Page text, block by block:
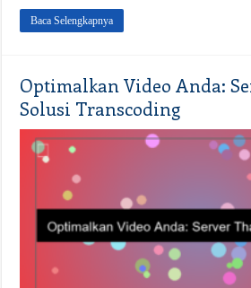
Baca Selengkapnya
Optimalkan Video Anda:
Solusi Transcoding